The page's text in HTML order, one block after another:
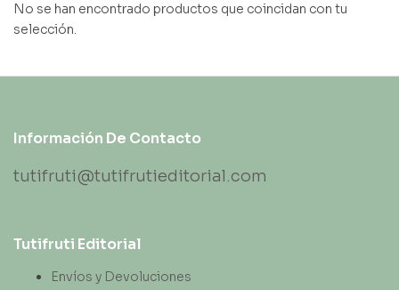
No se han encontrado productos que coincidan con tu
selección.
Información De Contacto
tutifruti@tutifrutieditorial.com
Tutifruti Editorial
Envíos y Devoluciones